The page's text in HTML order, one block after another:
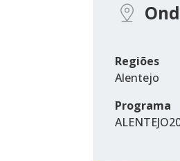
Regiões
Alentejo
Programa